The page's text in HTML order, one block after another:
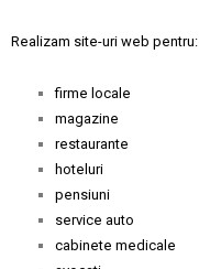
Realizam site-uri web pentru:
firme locale
magazine
restaurante
hoteluri
pensiuni
service auto
cabinete medicale